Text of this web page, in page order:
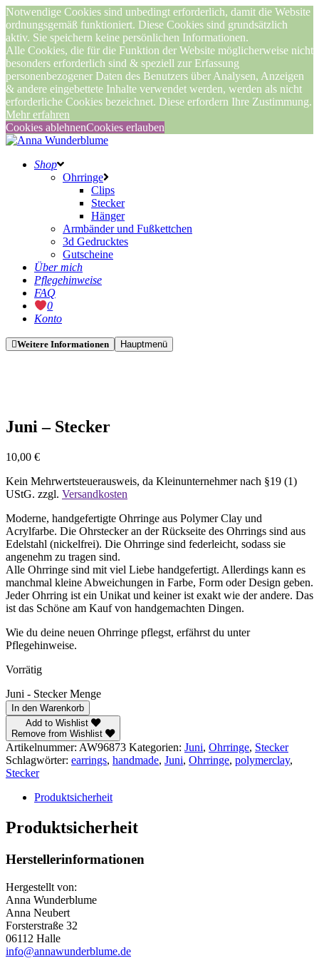
Notwendige Cookies sind unbedingt erforderlich, damit die Website
ordnungsgemäß funktioniert. Diese Cookies sind grundsätzlich
aktiv. Sie speichern keine persönlichen Informationen.
Alle Cookies, die für die Funktion der Website möglicherweise nicht
besonders erforderlich sind & speziell zur Erfassung
personenbezogener Daten des Benutzers über Analysen, Anzeigen
& andere eingebettete Inhalte verwendet werden, werden als nicht
erforderliche Cookies bezeichnet. Diese erfordern Ihre Zustimmung.
Mehr erfahren
Cookies ablehnenCookies erlauben
Shop
Ohrringe
Clips
Stecker
Hänger
Armbänder und Fußkettchen
3d Gedrucktes
Gutscheine
Über mich
Pflegehinweise
FAQ
0
Konto
Weitere Informationen Hauptmenü
Juni – Stecker
10,00 €
Kein Mehrwertsteuerausweis, da Kleinunternehmer nach §19 (1)
UStG. zzgl. Versandkosten
Moderne, handgefertigte Ohrringe aus Polymer Clay und
Acrylfarbe. Die Ohrstecker an der Rückseite des Ohrrings sind aus
Edelstahl (nickelfrei). Die Ohrringe sind federleicht, sodass sie
angenehm zu tragen sind.
Alle Ohrringe sind mit viel Liebe handgefertigt. Allerdings kann es
manchmal kleine Abweichungen in Farbe, Form oder Design geben.
Jeder Ohrring ist ein Unikat und keiner ist exakt wie der andere. Das
ist das Schöne am Kauf von handgemachten Dingen.
Wie du deine neuen Ohrringe pflegst, erfährst du unter
Pflegehinweise.
Vorrätig
Juni - Stecker Menge
In den Warenkorb
Add to Wishlist
Remove from Wishlist
Artikelnummer: AW96873 Kategorien: Juni, Ohrringe, Stecker
Schlagwörter: earrings, handmade, Juni, Ohrringe, polymerclay,
Stecker
Produktsicherheit
Produktsicherheit
Herstellerinformationen
Hergestellt von:
Anna Wunderblume
Anna Neubert
Forsterstraße 32
06112 Halle
info@annawunderblume.de